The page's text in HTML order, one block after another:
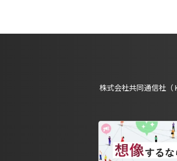
株式会社共同通信社（